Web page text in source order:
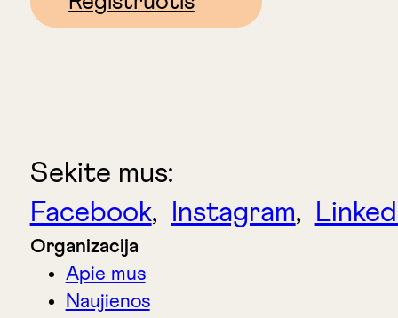
Sekite mus:
Facebook, Instagram,
Organizacija
Apie mus
Naujienos